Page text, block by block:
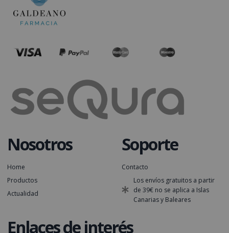
Nosotros
Home
Productos
Actualidad
Soporte
Contacto
Los envíos gratuitos a partir
de 39€ no se aplica a Islas
Canarias y Baleares
Enlaces de interés